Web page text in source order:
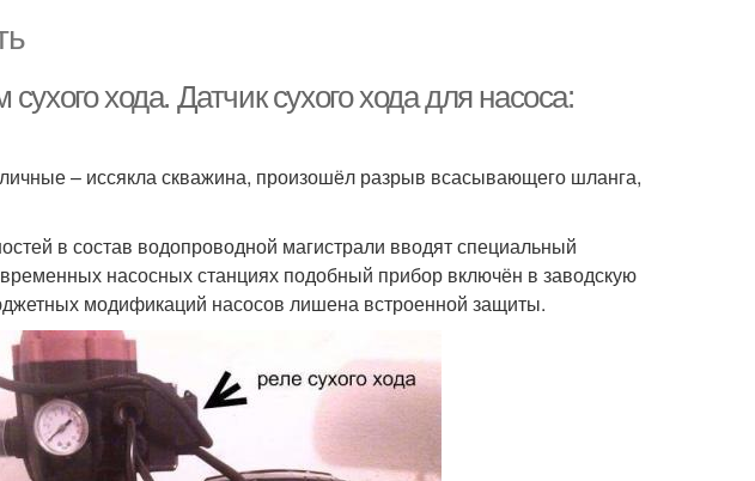
хода. Датчик сухого хода для насоса:
– иссякла скважина, произошёл разрыв всасывающего шланга,
в состав водопроводной магистрали вводят специальный
насосных станциях подобный прибор включён в заводскую
модификаций насосов лишена встроенной защиты.